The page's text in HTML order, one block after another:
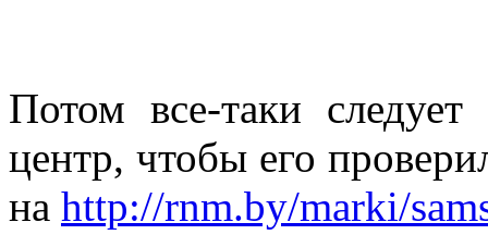
Потом все-таки
центр, чтобы его
на http://rnm.by/marki/